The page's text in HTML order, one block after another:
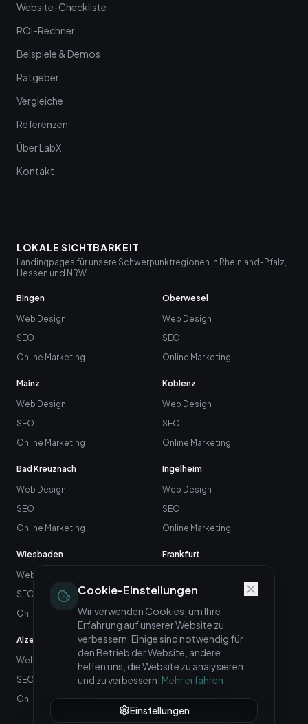
Website-Checkliste
ROI-Rechner
Beispiele & Demos
Ratgeber
Vergleiche
Referenzen
Über LabX
Kontakt
LOKALE SICHTBARKEIT
Landingpages für unsere Schwerpunktregionen in Rheinland-Pfalz,
Hessen und NRW.
Bingen
Web Design
SEO
Online Marketing
Oberwesel
Web Design
SEO
Online Marketing
Mainz
Web Design
SEO
Online Marketing
Koblenz
Web Design
SEO
Online Marketing
Bad Kreuznach
Web Design
SEO
Online Marketing
Ingelheim
Web Design
SEO
Online Marketing
Wiesbaden
Web Design
SEO
Online Marketing
Frankfurt
SEO
Online Marketing
Alzey
Web Design
SEO
Online Marketing
Neuwied
Web Design
SEO
Online Marketing
Cookie-Einstellungen
Wir verwenden Cookies, um Ihre
Erfahrung auf unserer Website zu
verbessern. Einige sind notwendig für
den Betrieb der Website, andere
helfen uns, die Website zu analysieren
und zu verbessern. Mehr erfahren
Einstellungen